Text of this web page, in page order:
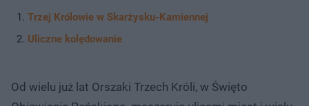
Trzej Królowie w Skarżysku-Kamiennej
Uliczne kolędowanie
Od wielu już lat Orszaki Trzech Króli, w Święto